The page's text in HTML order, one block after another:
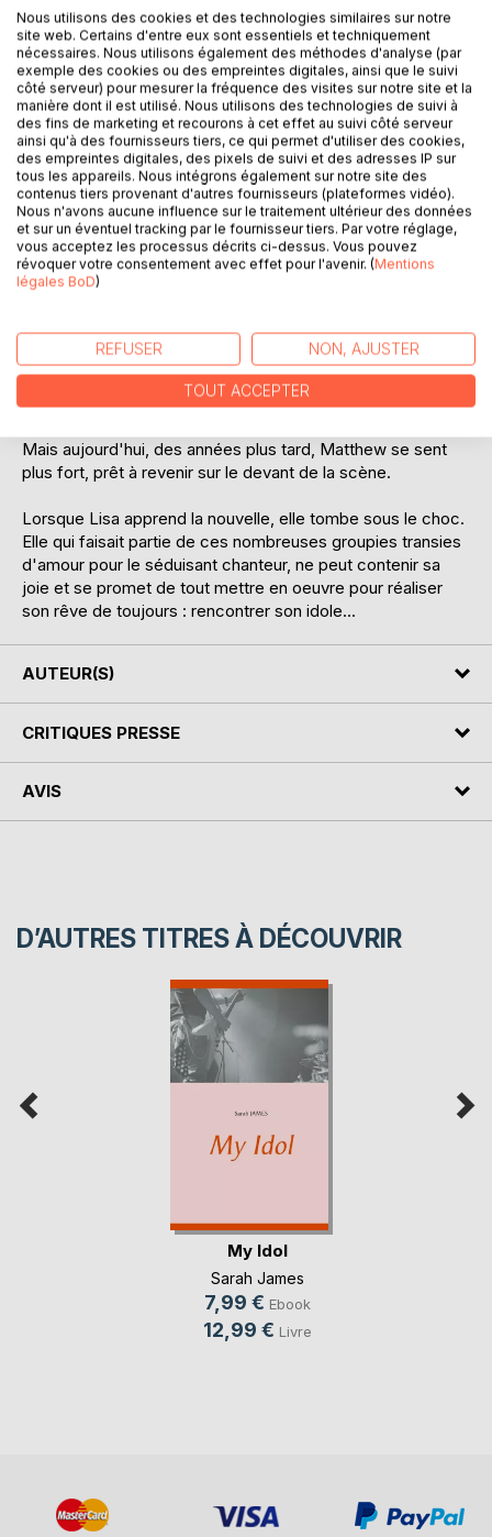
DESCRIPTION
Lisa est très épanouie dans sa carrière professionnelle.
Journaliste pour un grand magazine people new-yorkais,
elle ne jure que par son travail et ne laisse aucune place
aux relations amoureuses.
carrière de chanteur explosa. Adulé par des milliers de
jeunes filles, Matthew décida pourtant de mettre un terme
à sa carrière si prometteuse. L'hystérie des fans ne lui
permettait plus de vivre normalement. Il ne supportait plus
Mais aujourd'hui, des années plus tard, Matthew se sent
plus fort, prêt à revenir sur le devant de la scène.
Lorsque Lisa apprend la nouvelle, elle tombe sous le choc.
Elle qui faisait partie de ces nombreuses groupies transies
d'amour pour le séduisant chanteur, ne peut contenir sa
joie et se promet de tout mettre en oeuvre pour réaliser
son rêve de toujours : rencontrer son idole...
AUTEUR(S)
CRITIQUES PRESSE
AVIS
D’AUTRES TITRES À DÉCOUVRIR
My Idol
Sarah James
7,99 € Ebook
12,99 € Livre
Nous utilisons des cookies et des technologies similaires sur notre
site web. Certains d'entre eux sont essentiels et techniquement
nécessaires. Nous utilisons également des méthodes d'analyse (par
exemple des cookies ou des empreintes digitales, ainsi que le suivi
côté serveur) pour mesurer la fréquence des visites sur notre site et la
manière dont il est utilisé. Nous utilisons des technologies de suivi à
des fins de marketing et recourons à cet effet au suivi côté serveur
ainsi qu'à des fournisseurs tiers, ce qui permet d'utiliser des cookies,
des empreintes digitales, des pixels de suivi et des adresses IP sur
tous les appareils. Nous intégrons également sur notre site des
contenus tiers provenant d'autres fournisseurs (plateformes vidéo).
Nous n'avons aucune influence sur le traitement ultérieur des données
et sur un éventuel tracking par le fournisseur tiers. Par votre réglage,
vous acceptez les processus décrits ci-dessus. Vous pouvez
révoquer votre consentement avec effet pour l'avenir. (Mentions
légales BoD)
REFUSER NON, AJUSTER
TOUT ACCEPTER